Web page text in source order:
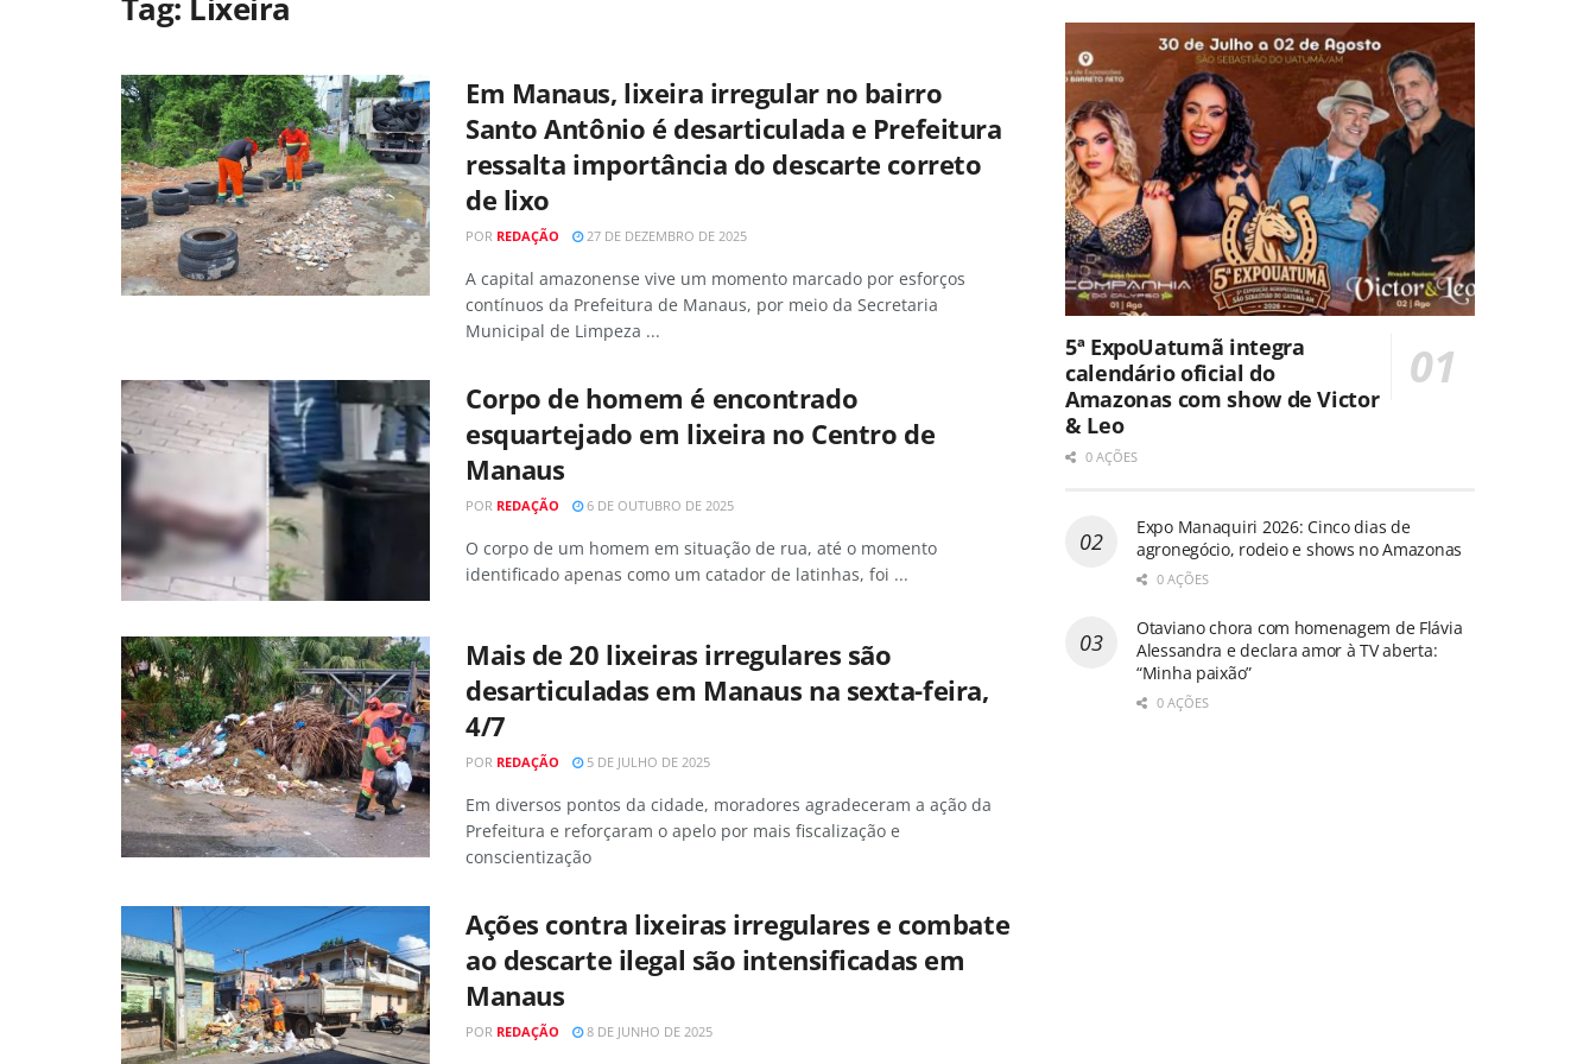
Tag: Lixeira
Em Manaus, lixeira irregular no bairro
Santo Antônio é desarticulada e Prefeitura
ressalta importância do descarte correto
de lixo
POR REDAÇÃO 27 DE DEZEMBRO DE 2025
A capital amazonense vive um momento marcado por esforços
contínuos da Prefeitura de Manaus, por meio da Secretaria
Municipal de Limpeza ...
Corpo de homem é encontrado
esquartejado em lixeira no Centro de
Manaus
POR REDAÇÃO 6 DE OUTUBRO DE 2025
O corpo de um homem em situação de rua, até o momento
identificado apenas como um catador de latinhas, foi ...
Mais de 20 lixeiras irregulares são
desarticuladas em Manaus na sexta-feira,
4/7
POR REDAÇÃO 5 DE JULHO DE 2025
Em diversos pontos da cidade, moradores agradeceram a ação da
Prefeitura e reforçaram o apelo por mais fiscalização e
conscientização
Ações contra lixeiras irregulares e combate
ao descarte ilegal são intensificadas em
Manaus
POR REDAÇÃO 8 DE JUNHO DE 2025
5ª ExpoUatumã integra
calendário oficial do
Amazonas com show de Victor
& Leo
0 AÇÕES
Expo Manaquiri 2026: Cinco dias de
agronegócio, rodeio e shows no Amazonas
0 AÇÕES
Otaviano chora com homenagem de Flávia
Alessandra e declara amor à TV aberta:
“Minha paixão”
0 AÇÕES